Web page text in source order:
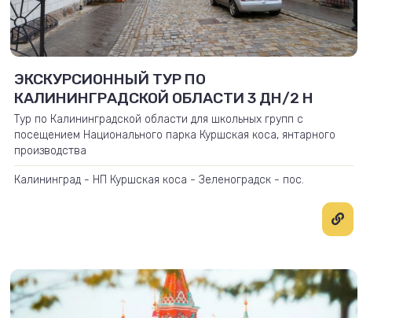
ЭКСКУРСИОННЫЙ ТУР ПО
КАЛИНИНГРАДСКОЙ ОБЛАСТИ 3 ДН/2 Н
2024
Тур по Калининградской области для школьных групп с
посещением Национального парка Куршская коса, янтарного
производства
Калининград - НП Куршская коса - Зеленоградск - пос.